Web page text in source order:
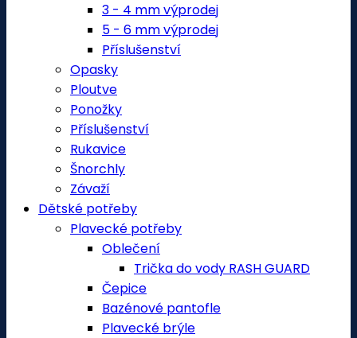
3 - 4 mm výprodej
5 - 6 mm výprodej
Příslušenství
Opasky
Ploutve
Ponožky
Příslušenství
Rukavice
Šnorchly
Závaží
Dětské potřeby
Plavecké potřeby
Oblečení
Trička do vody RASH GUARD
Čepice
Bazénové pantofle
Plavecké brýle